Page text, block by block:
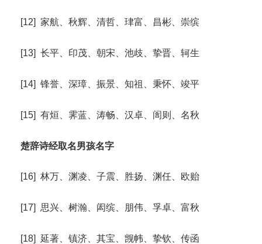
[12] 家航、秋辉、清哲、珒富、昌彬、崇缤
[13] 长平、印茂、朝宋、池歧、挚晋、轲生
[14] 锋誉、深璋、振景、知祖、秉怀、竣平
[15] 有烜、霁蓝、涛畅、汉卓、訚则、名秋
楚辞诗经取名男孩名字
[16] 林万、渊凌、子震、胜扬、渊任、欧贻
[17] 思兴、树瀚、闳缤、朋伟、孚卓、富秋
[18] 延著、镇济、其宝、觊帏、挚钦、传函